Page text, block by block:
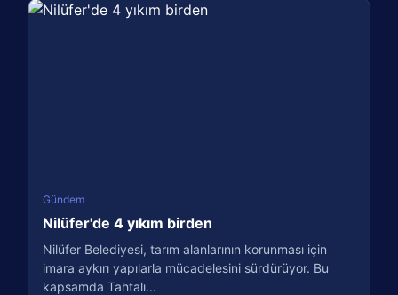
Gündem
Nilüfer'de 4 yıkım birden
Nilüfer Belediyesi, tarım alanlarının korunması için
imara aykırı yapılarla mücadelesini sürdürüyor. Bu
kapsamda Tahtalı...